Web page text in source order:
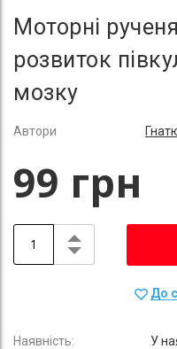
Моторні
розвиток
мозку
Автори
99 грн
До
У